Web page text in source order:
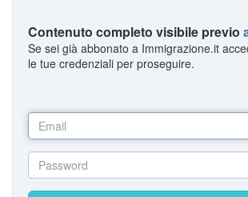
Contenuto completo visibile previo
Se sei già abbonato a Immigrazione.it
le tue credenziali per proseguire.